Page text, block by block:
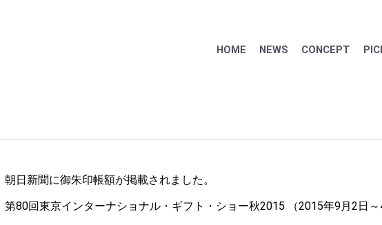
HOME NEWS CONCEPT
朝日新聞に御朱印帳額が掲載されました。
第80回東京インターナショナル・ギフト・ショー秋2015 （2015年9月2日